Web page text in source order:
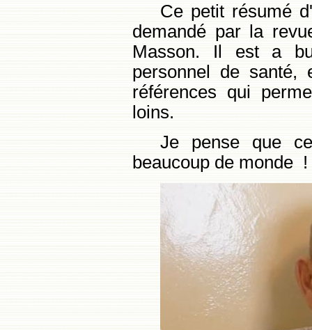
Ce petit résumé
demandé par la
Masson. Il est a
personnel de santé,
références qui
loins.
Je pense que
beaucoup de monde !